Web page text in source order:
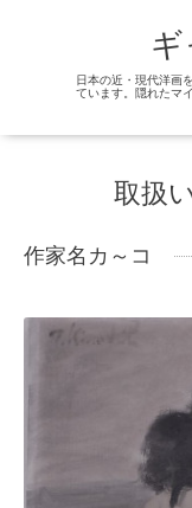
ギ
日本の近・現代洋画
ています。隠れたマ
取扱
作家名カ～コ